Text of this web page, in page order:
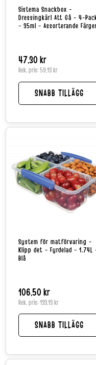
Sistema Snackbox -
Dressingkärl Att Gå - 4-
- 35ml - Assorterande
Normalpris
47,30 kr
Rek. pris: 59,13 kr
SNABB TILLÄGG
System för matförvaring -
Klipp det - Fyrdelad - 1.74L
Blå
Normalpris
106,50 kr
Rek. pris: 133,13 kr
SNABB TILLÄGG